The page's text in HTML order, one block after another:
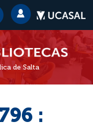
de Salta
: